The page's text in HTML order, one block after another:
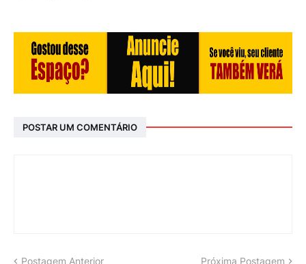
POSTAR UM COMENTÁRIO
Postagem Anterior Próxima Postagem